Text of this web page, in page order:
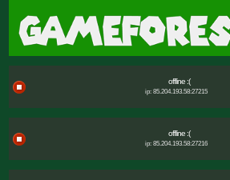
offline :(
ip: 85.204.193.58:27215
offline :(
ip: 85.204.193.58:27216